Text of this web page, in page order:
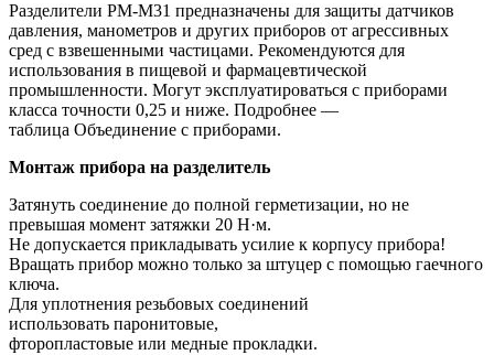
Разделители РМ-М31 предназначены для защиты датчиков
давления, манометров и других приборов от агрессивных
сред с взвешенными частицами. Рекомендуются для
использования в пищевой и фармацевтической
промышленности. Могут эксплуатироваться с приборами
класса точности 0,25 и ниже. Подробнее —
таблица Объединение с приборами.
Монтаж прибора на разделитель
Затянуть соединение до полной герметизации, но не
превышая момент затяжки 20 Н·м.
Не допускается прикладывать усилие к корпусу прибора!
Вращать прибор можно только за штуцер с помощью гаечного
ключа.
Для уплотнения резьбовых соединений
использовать паронитовые,
фторопластовые или медные прокладки.